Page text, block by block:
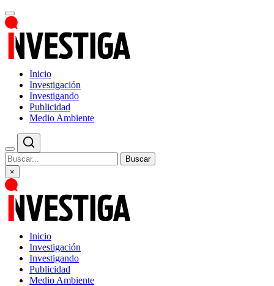
Inicio
Investigación
Investigando
Publicidad
Medio Ambiente
Buscar
×
Inicio
Investigación
Investigando
Publicidad
Medio Ambiente